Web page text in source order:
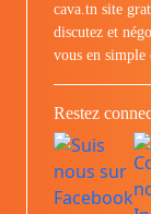
cava.tn site
discutez et
vous en simple
Restez